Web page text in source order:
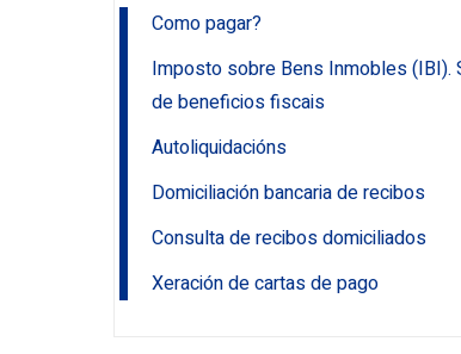
Como pagar?
Imposto sobre Bens Inmobles (IBI).
de beneficios fiscais
Autoliquidacións
Domiciliación bancaria de recibos
Consulta de recibos domiciliados
Xeración de cartas de pago